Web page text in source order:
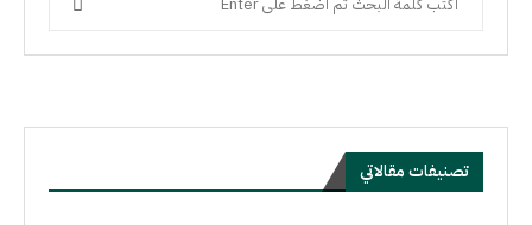
تصنيفات مقالاتي